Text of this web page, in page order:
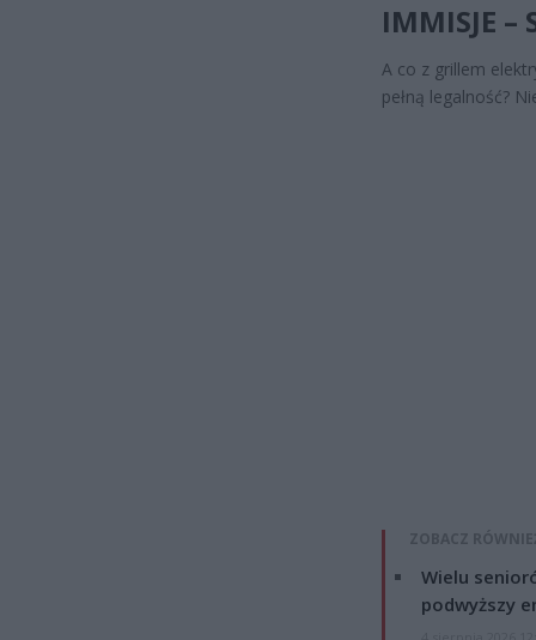
IMMISJE –
A co z grillem
pełną legalność?
ZOBACZ
Wielu
podwyższy